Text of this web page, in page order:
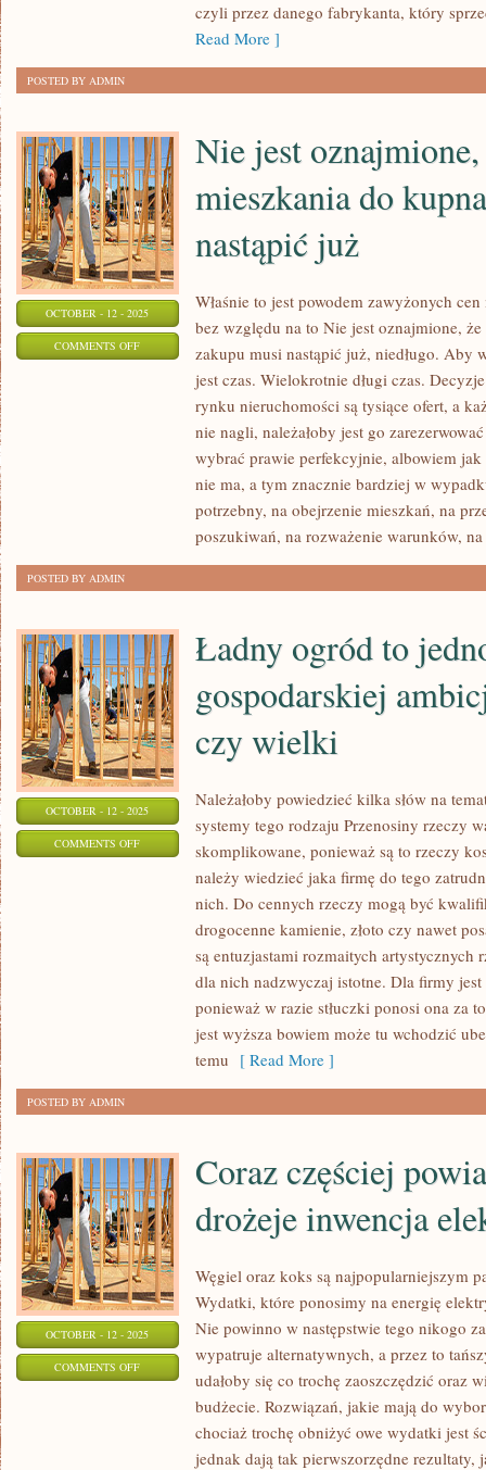
czyli przez danego fabrykanta, który
Read More ]
POSTED BY ADMIN
OCTOBER - 12 - 2025
COMMENTS OFFON
OZNAJMIONE,
ODSZUKANIE
MIESZKANIA
KUPNA
MA
NASTĄPIĆ
JUŻ
Nie jest
mieszkania do
nastąpić już
Właśnie to jest powodem zawyżonych
bez względu na to Nie jest oznajmione,
zakupu musi nastąpić już, niedługo. Aby
jest czas. Wielokrotnie długi czas.
rynku nieruchomości są tysiące ofert, a
nie nagli, należałoby jest go
wybrać prawie perfekcyjnie, albowiem
nie ma, a tym znacznie bardziej w
potrzebny, na obejrzenie mieszkań, na
poszukiwań, na rozważenie warunków,
POSTED BY ADMIN
OCTOBER - 12 - 2025
COMMENTS OFFON
GOSPODARSKIEJ
CZY
DROBNY
WIELKI
Ładny ogród to
gospodarskiej
czy wielki
Należałoby powiedzieć kilka słów na
systemy tego rodzaju Przenosiny rzeczy
skomplikowane, ponieważ są to rzeczy
należy wiedzieć jaka firmę do tego
nich. Do cennych rzeczy mogą być
drogocenne kamienie, złoto czy nawet
są entuzjastami rozmaitych artystycznych
dla nich nadzwyczaj istotne. Dla firmy
ponieważ w razie stłuczki ponosi ona za
jest wyższa bowiem może tu wchodzić
temu [ Read More ]
POSTED BY ADMIN
OCTOBER - 12 - 2025
COMMENTS OFFON
Coraz częściej
drożeje inwencja
Węgiel oraz koks są najpopularniejszym
Wydatki, które ponosimy na energię
Nie powinno w następstwie tego nikogo
wypatruje alternatywnych, a przez to
udałoby się co trochę zaoszczędzić oraz
budżecie. Rozwiązań, jakie mają do
chociaż trochę obniżyć owe wydatki jest
jednak dają tak pierwszorzędne rezultaty,